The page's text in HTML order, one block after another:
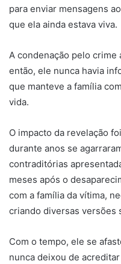
para enviar mensagens
que ela ainda estava viva.
A condenação pelo crime
então, ele nunca havia
que manteve a família
vida.
O impacto da revelação
durante anos se
contraditórias
meses após o
com a família da vítima,
criando diversas versões
Com o tempo, ele se
nunca deixou de